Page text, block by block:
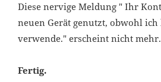
Diese nervige Meldung " Ihr
neuen Gerät genutzt, obwohl ich
verwende." erscheint nicht mehr.
Fertig.